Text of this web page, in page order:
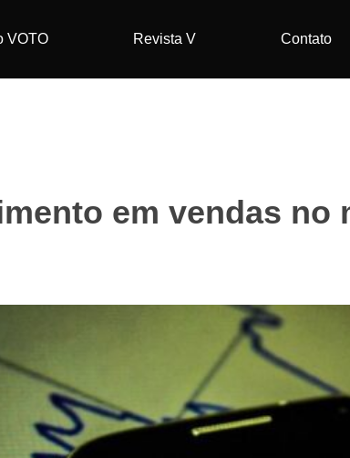
VOTO Revista V Contato
em vendas no